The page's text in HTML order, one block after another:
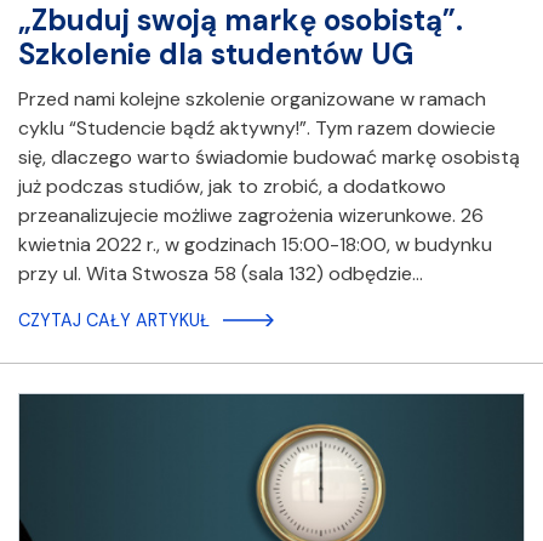
„Zbuduj swoją markę osobistą”.
Szkolenie dla studentów UG
Przed nami kolejne szkolenie organizowane w ramach
cyklu “Studencie bądź aktywny!”. Tym razem dowiecie
się, dlaczego warto świadomie budować markę osobistą
już podczas studiów, jak to zrobić, a dodatkowo
przeanalizujecie możliwe zagrożenia wizerunkowe. 26
kwietnia 2022 r., w godzinach 15:00-18:00, w budynku
przy ul. Wita Stwosza 58 (sala 132) odbędzie…
CZYTAJ CAŁY ARTYKUŁ